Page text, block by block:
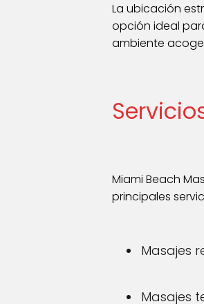
La ubicación
opción ideal
ambiente
Miami Beach
principales
Masajes
Masajes